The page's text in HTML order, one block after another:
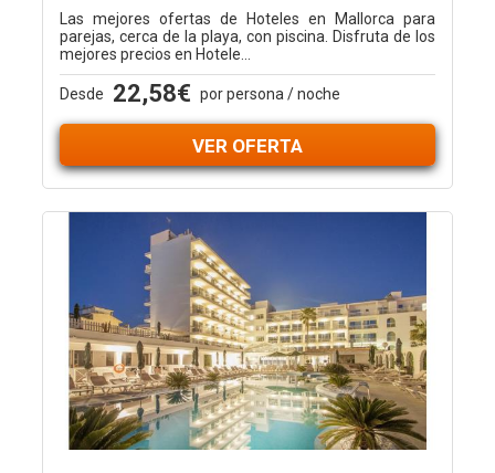
Las mejores ofertas de Hoteles en Mallorca para
parejas, cerca de la playa, con piscina. Disfruta de los
mejores precios en Hotele...
Desde 22,58€ por persona / noche
VER OFERTA